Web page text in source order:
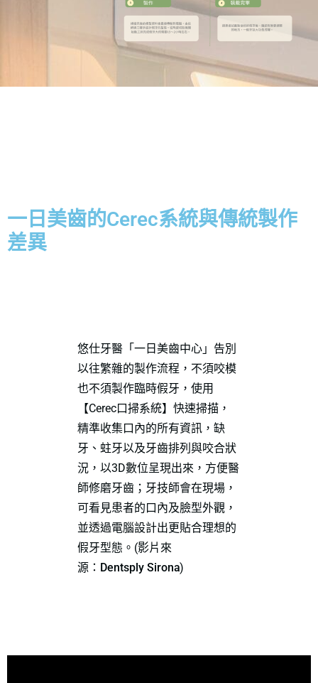
一日美齒的Cerec系統與傳統製作
差異
悠仕牙醫「一日美齒中心」告別
以往繁雜的製作流程，不須咬模
也不須製作臨時假牙，使用
【Cerec口掃系統】快速掃描，
精準收集口內的所有資訊，缺
牙、蛀牙以及牙齒排列與咬合狀
況，以3D數位呈現出來，方便醫
師修磨牙齒；牙技師會在現場，
可看見患者的口內及臉型外觀，
並透過電腦設計出更貼合理想的
假牙型態。(影片來
源： Dentsply Sirona)